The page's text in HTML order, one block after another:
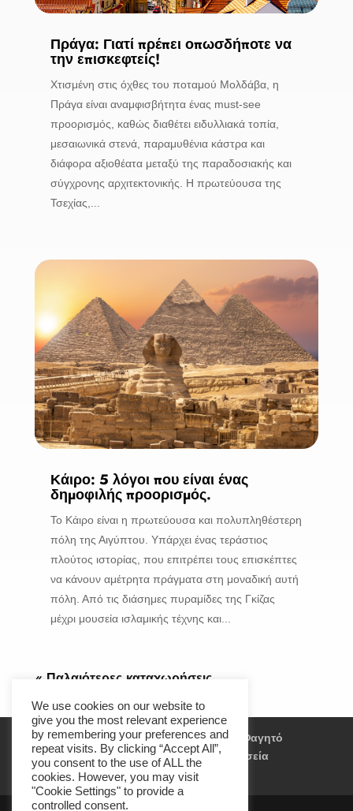
Πράγα: Γιατί πρέπει οπωσδήποτε να
την επισκεφτείς!
Χτισμένη στις όχθες του ποταμού Μολδάβα, η
Πράγα είναι αναμφισβήτητα ένας must-see
προορισμός, καθώς διαθέτει ειδυλλιακά τοπία,
μεσαιωνικά στενά, παραμυθένια κάστρα και
διάφορα αξιοθέατα μεταξύ της παραδοσιακής και
σύγχρονης αρχιτεκτονικής. Η πρωτεύουσα της
Τσεχίας,...
Κάιρο: 5 λόγοι που είναι ένας
δημοφιλής προορισμός.
Το Κάιρο είναι η πρωτεύουσα και πολυπληθέστερη
πόλη της Αιγύπτου. Υπάρχει ένας τεράστιος
πλούτος ιστορίας, που επιτρέπει τους επισκέπτες
να κάνουν αμέτρητα πράγματα στη μοναδική αυτή
πόλη. Από τις διάσημες πυραμίδες της Γκίζας
μέχρι μουσεία ισλαμικής τέχνης και...
« Παλαιότερες καταχωρήσεις
Αξιοθέατα Travel Experience
Φαγητό
Διασκέδαση
Παραλίες
Μουσεία
Διαμονή
Events
We use cookies on our website to
give you the most relevant experience
by remembering your preferences and
repeat visits. By clicking “Accept All”,
you consent to the use of ALL the
cookies. However, you may visit
"Cookie Settings" to provide a
controlled consent.